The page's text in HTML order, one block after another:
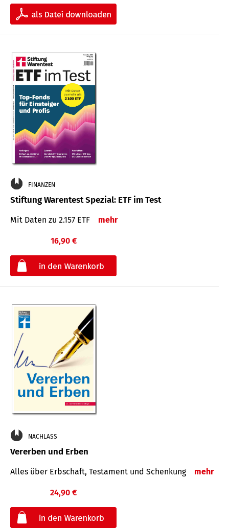
FINANZEN
Stiftung Warentest Spezial: ETF im Test
Mit Daten zu 2.157 ETF mehr
16,90 €
NACHLASS
Vererben und Erben
Alles über Erbschaft, Testament und Schenkung mehr
24,90 €